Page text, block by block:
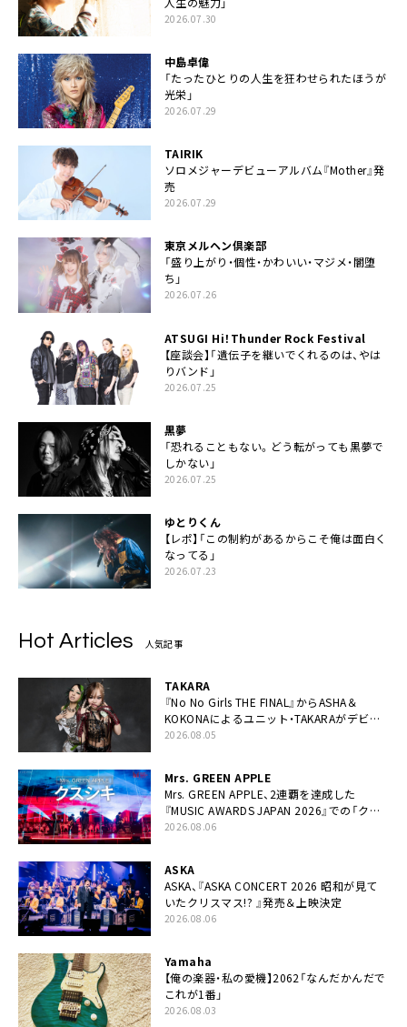
2026.07.30
中島卓偉
「たったひとりの人生を狂わせられたほうが
光栄」
2026.07.29
TAIRIK
ソロメジャーデビューアルバム『Mother』発
売
2026.07.29
東京メルヘン倶楽部
「盛り上がり・個性・かわいい・マジメ・闇堕
ち」
2026.07.26
ATSUGI Hi！Thunder Rock Festival
【座談会】「遺伝子を継いでくれるのは、やは
りバンド」
2026.07.25
黒夢
「恐れることもない。どう転がっても黒夢で
しかない」
2026.07.25
ゆとりくん
【レポ】「この制約があるからこそ俺は面白く
なってる」
2026.07.23
Hot Articles 人気記事
TAKARA
『No No Girls THE FINAL』からASHA＆
KOKONAによるユニット・TAKARAがデビュ
ー
2026.08.05
Mrs. GREEN APPLE
Mrs. GREEN APPLE、2連覇を達成した
『MUSIC AWARDS JAPAN 2026』での「クス
シキ」ライブパフォーマンスをYouTube公開
2026.08.06
ASKA
ASKA、『ASKA CONCERT 2026 昭和が見て
いたクリスマス!? 』発売＆上映決定
2026.08.06
Yamaha
【俺の楽器・私の愛機】2062「なんだかんだで
これが1番」
2026.08.03